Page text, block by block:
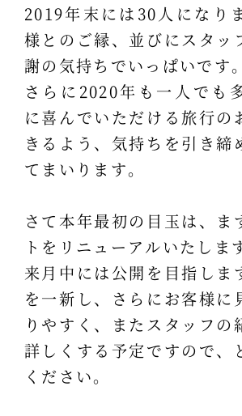
2019年末には30人になり
様とのご縁、並びにスタッ
謝の気持ちでいっぱいです。
さらに2020年も一人でも
に喜んでいただける旅行の
きるよう、気持ちを引き締
てまいります。
さて本年最初の目玉は、ま
トをリニューアルいたしま
来月中には公開を目指しま
を一新し、さらにお客様に
りやすく、またスタッフの
詳しくする予定ですので、
ください。